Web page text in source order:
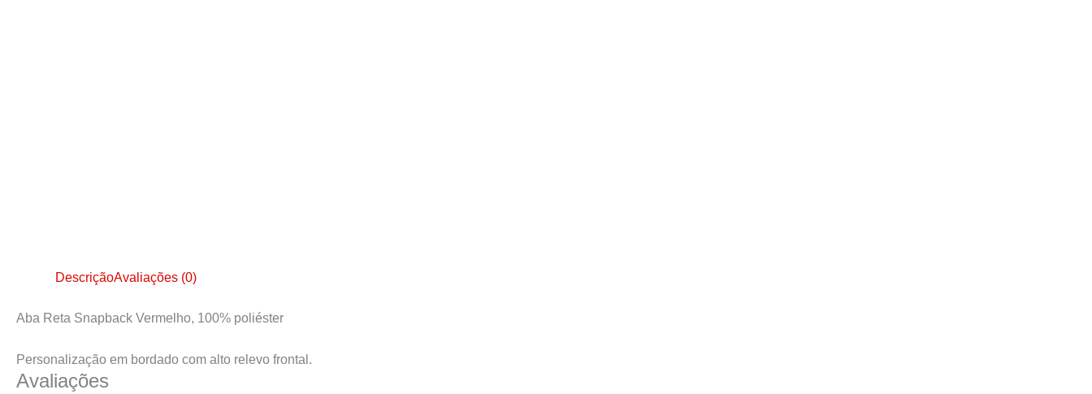
DescriçãoAvaliações (0)
Aba Reta Snapback Vermelho, 100% poliéster
Personalização em bordado com alto relevo frontal.
Avaliações